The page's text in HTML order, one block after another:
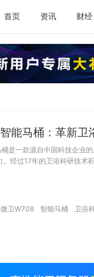
首页 资讯 财经
能马桶：革新卫
是一款源自中国科技企业
。经过17年的卫浴科研技术
微卫W708 智能马桶 卫浴